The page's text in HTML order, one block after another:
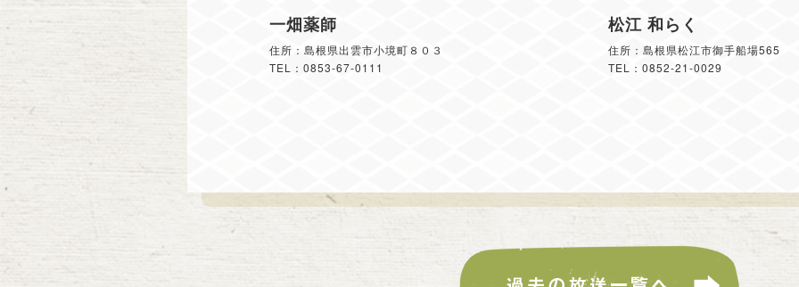
一畑薬師
住所：島根県出雲市小境町８０３
TEL：0853-67-0111
松江 和らく
住所：島根県松江市御手船場565
TEL：0852-21-0029